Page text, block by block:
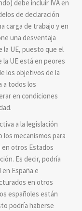
debe incluir IVA en
de declaración
carga de trabajo y en
una desventaja
la UE, puesto que el
UE está en peores
los objetivos de la
a todos los
en condiciones
a la legislación
mecanismos para
en otros Estados
Es decir, podría
España e
en otros
españoles están
podría haberse